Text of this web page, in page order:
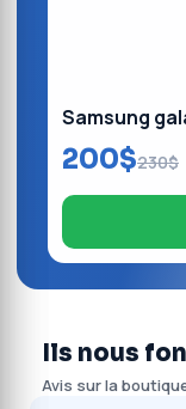
Samsung
200$230$
Ils nous
Avis sur la